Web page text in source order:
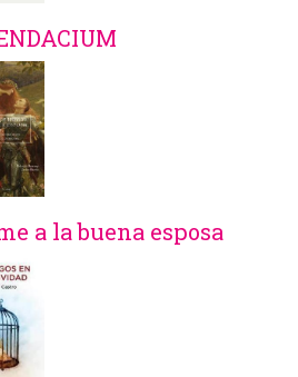
a la buena esposa